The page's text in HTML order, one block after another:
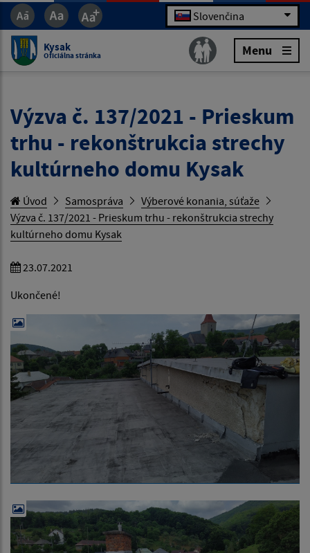
Slovenčina
Kysak
Oficiálna stránka Menu
Výzva č. 137/2021 - Prieskum
trhu - rekonštrukcia strechy
kultúrneho domu Kysak
Úvod Samospráva
Výberové konania, súťaže
Výzva č. 137/2021 - Prieskum trhu - rekonštrukcia strechy
kultúrneho domu Kysak
23.07.2021
Ukončené!